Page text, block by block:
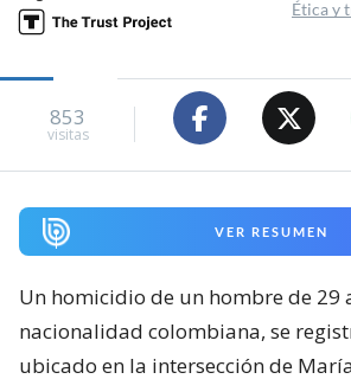
Ética y
853
visitas
VER RESUMEN
Un homicidio de un hombre de 29
nacionalidad colombiana, se
ubicado en la intersección de